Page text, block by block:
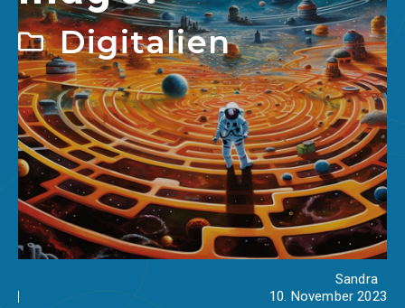
Digitalien
Sandra
10. November 2023